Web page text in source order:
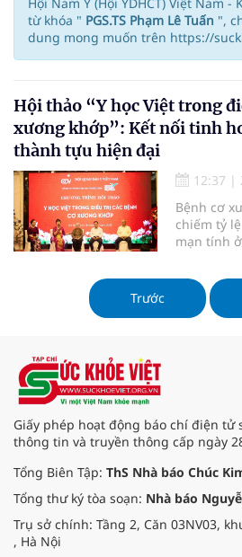
từ khóa " PGS.TS Phạm Lê Tuấn ",
dung mong muốn trên https://
Hội thảo “Y học Việt trong
xương khớp”: Kết nối tinh
thành tựu hiện đại
12:37 |
Bệnh cơ
chiếm tỷ
mạn tính
chỉ xuất
tuổi mà
càng trẻ
Trước
Giấy phép hoạt động báo chí điện tử
thông tin và truyền thông cấp ngày
Tổng Biên Tập: ThS Nhà báo Chúc
Tổng thư ký tòa soạn: Nhà báo
Trụ sở chính: Tầng 2, Căn 03NV03,
, Hà Nội